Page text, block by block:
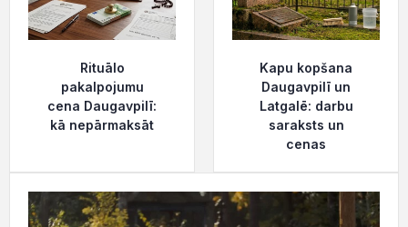
Rituālo
pakalpojumu
cena Daugavpilī:
kā nepārmaksāt
Kapu kopšana
Daugavpilī un
Latgalē: darbu
saraksts un
cenas